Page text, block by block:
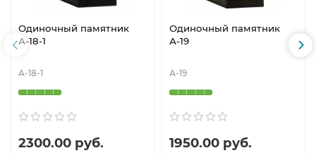
Одиночный памятник
А-18-1
А-18-1
2300.00 руб.
Одиночный памятник
А-19
А-19
1950.00 руб.